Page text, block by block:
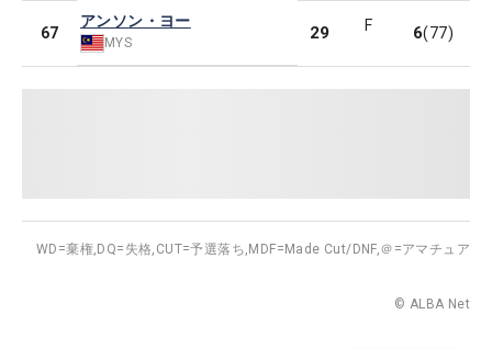
67
アンソン・ヨー
MYS 29 F 6(77)
WD=棄権, DQ=失格, CUT=予選落ち, MDF=Made Cut/DNF,＠=アマチュア
© ALBA Net